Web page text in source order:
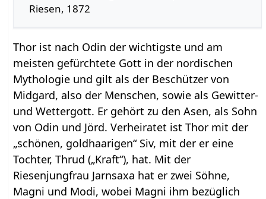
Riesen, 1872
Thor ist nach Odin der wichtigste und am
meisten gefürchtete Gott in der nordischen
Mythologie und gilt als der Beschützer von
Midgard, also der Menschen, sowie als Gewitter-
und Wettergott. Er gehört zu den Asen, als Sohn
von Odin und Jörd. Verheiratet ist Thor mit der
„schönen, goldhaarigen“ Siv, mit der er eine
Tochter, Thrud („Kraft“), hat. Mit der
Riesenjungfrau Jarnsaxa hat er zwei Söhne,
Magni und Modi, wobei Magni ihm bezüglich